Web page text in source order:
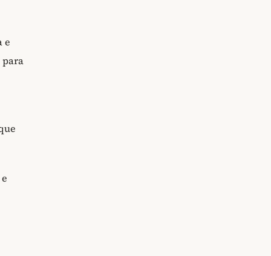
e
para